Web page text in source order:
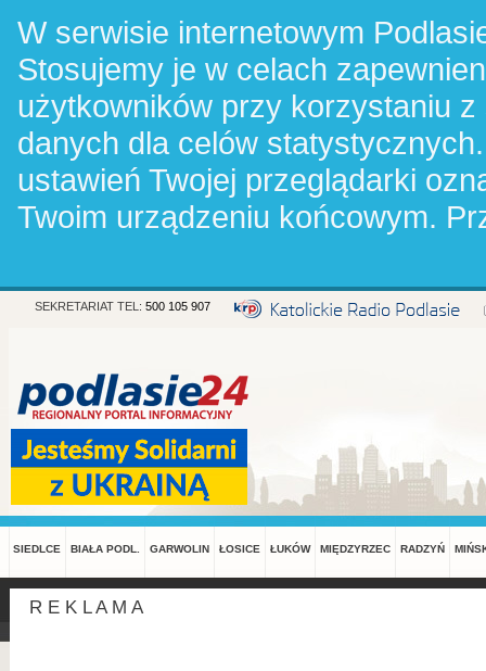
W serwisie internetowym
Stosujemy je w celach
użytkowników przy korzystaniu
danych dla celów
ustawień Twojej przeglądarki
Twoim urządzeniu końcowym.
SEKRETARIAT TEL: 500 105 907
SIEDLCE BIAŁA PODL. GARWOLIN ŁOSICE ŁUKÓW MIĘDZYRZEC RADZYŃ
R E K L A M A